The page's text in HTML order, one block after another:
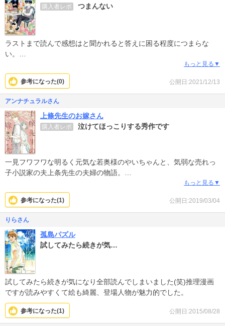
購入者レポ つまんない
ラストまで読んで感想はと聞かれると答えに困る程度につまらな
い。
でも結局お母さんが恋しい子供。
類型的なストーリー。
もう少し捻りが欲しかった。
お母さんと会えなくなった理由も3年会えなくなるほどの理由とは思
えないくらい軽い。
ただ、絵柄は可愛くかき分け出来てる。
もっと見る▼
公開日:2021/12/13
参考になった(0)
アンナチュラルさん
上條先生のお嫁さん
購入者レポ 泣けてほっこりする秀作です
一見フワフワな明るく元気な若奥様のやいちゃんと、気弱な売れっ
子小説家の夫上条先生の夫婦の物語。
20歳の年の差カップルのほのぼのした日常をホンワカ描いたお話か
と思いきや、やいちゃんの抱えている深い過去の傷、それを包み込
むような先生の暖かさに気がつくと泣いていました。こういう子供
って現実にいるのではないかと思えます。
ほんと鈴木先生の作品は深い！
そして暖かい。
登場人物もいい人ばかりなのもよい。
もうこの作品も期待の斜め上をいく作品でおススメです！
もっと見る▼
公開日:2019/03/04
参考になった(1)
りらさん
孤島パズル
試してみたら続きが気…
試してみたら続きが気になり全部読んでしまいました(笑)推理漫画
ですが読みやすくて絵も綺麗、登場人物が魅力的でした。
公開日:2015/08/28
参考になった(1)